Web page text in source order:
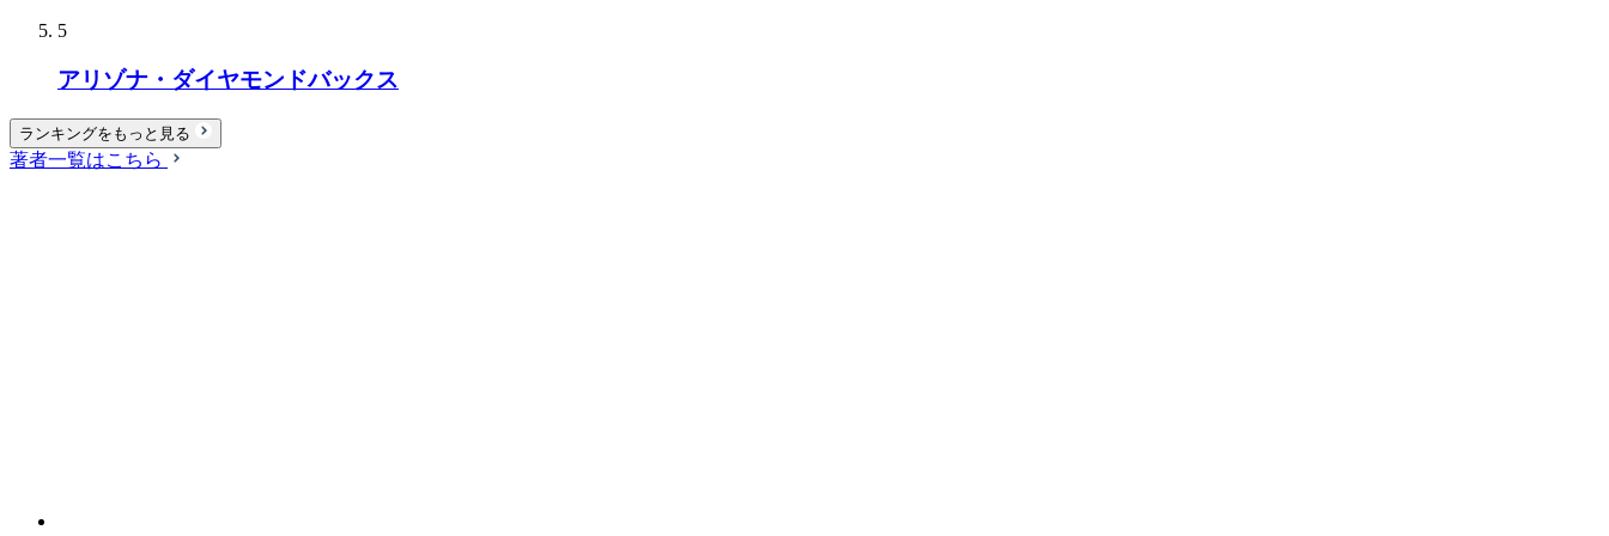
5
アリゾナ・ダイヤモンドバックス
ランキングをもっと見る
著者一覧はこちら